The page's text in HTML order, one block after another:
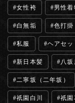
女性袴 男性着
白無垢 色打掛
私服 ヘアセッ
新日本髪 八
二寧坂（二年坂）
祇園白川 祇園